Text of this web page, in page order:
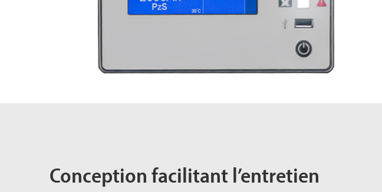
Conception facilitant l’entretien